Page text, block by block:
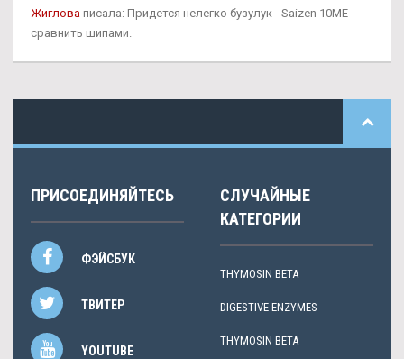
Жиглова писала: Придется нелегко бузулук - Saizen 10ME
сравнить шипами.
ПРИСОЕДИНЯЙТЕСЬ
ФЭЙСБУК
ТВИТЕР
YOUTUBE
СЛУЧАЙНЫЕ
КАТЕГОРИИ
THYMOSIN BETA
DIGESTIVE ENZYMES
THYMOSIN BETA